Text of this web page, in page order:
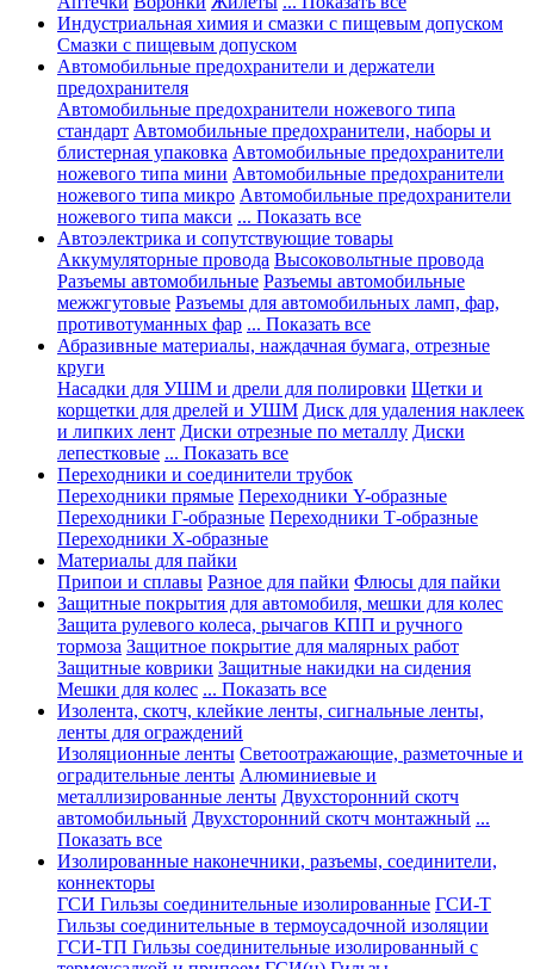
Индустриальная химия и смазки с пищевым допуском
Смазки с пищевым допуском
Автомобильные предохранители и держатели
предохранителя
Автомобильные предохранители ножевого типа
стандарт Автомобильные предохранители, наборы и
блистерная упаковка Автомобильные предохранители
ножевого типа мини Автомобильные предохранители
ножевого типа микро Автомобильные предохранители
ножевого типа макси ... Показать все
Автоэлектрика и сопутствующие товары
Аккумуляторные провода Высоковольтные провода
Разъемы автомобильные Разъемы автомобильные
межжгутовые Разъемы для автомобильных ламп, фар,
противотуманных фар ... Показать все
Абразивные материалы, наждачная бумага, отрезные
круги
Насадки для УШМ и дрели для полировки Щетки и
корщетки для дрелей и УШМ Диск для удаления наклеек
и липких лент Диски отрезные по металлу Диски
лепестковые ... Показать все
Переходники и соединители трубок
Переходники прямые Переходники Y-образные
Переходники Г-образные Переходники Т-образные
Переходники Х-образные
Материалы для пайки
Припои и сплавы Разное для пайки Флюсы для пайки
Защитные покрытия для автомобиля, мешки для колес
Защита рулевого колеса, рычагов КПП и ручного
тормоза Защитное покрытие для малярных работ
Защитные коврики Защитные накидки на сидения
Мешки для колес ... Показать все
Изолента, скотч, клейкие ленты, сигнальные ленты,
ленты для ограждений
Изоляционные ленты Светоотражающие, разметочные и
оградительные ленты Алюминиевые и
металлизированные ленты Двухсторонний скотч
автомобильный Двухсторонний скотч монтажный ...
Показать все
Изолированные наконечники, разъемы, соединители,
коннекторы
ГСИ Гильзы соединительные изолированные ГСИ-Т
Гильзы соединительные в термоусадочной изоляции
ГСИ-ТП Гильзы соединительные изолированный с